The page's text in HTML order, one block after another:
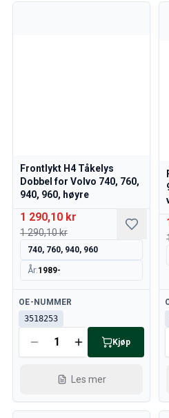
Frontlykt H4 Tåkelys
Dobbel for Volvo 740, 760,
940, 960, høyre
1 290,10 kr
1 290,10 kr
740, 760, 940, 960
År:1989-
Tilgjengelig
OE-NUMMER
3518253
Kjøp
Les mer